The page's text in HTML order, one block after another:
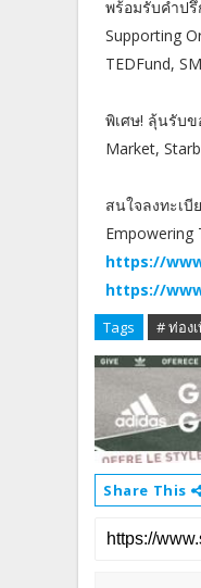
พร้อมรับคำปรึ
Supporting
TEDFund,
พิเศษ! ลุ้นรับข
Market,
สนใจลงทะเบี
Empowering
https://
https://
Tags # ท่อง
Share This